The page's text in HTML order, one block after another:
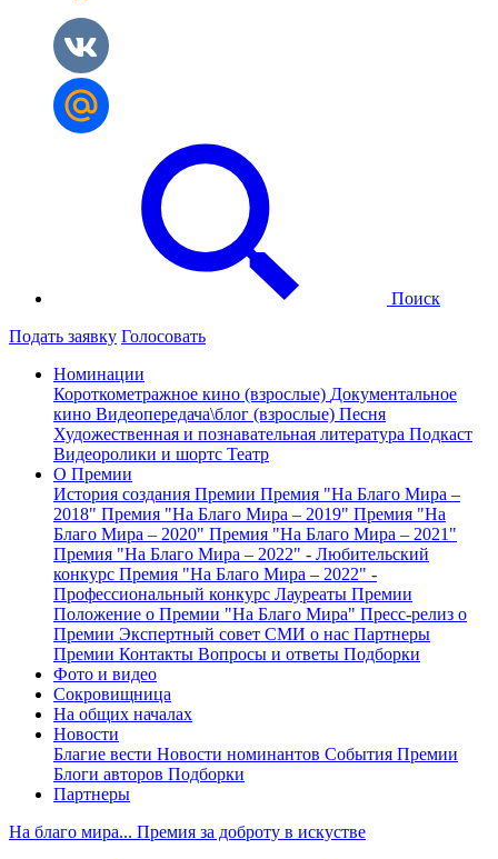
Поиск
Подать заявку Голосовать
Номинации
Короткометражное кино (взрослые) Документальное
кино Видеопередача\блог (взрослые) Песня
Художественная и познавательная литература Подкаст
Видеоролики и шортс Театр
О Премии
История создания Премии Премия "На Благо Мира –
2018" Премия "На Благо Мира – 2019" Премия "На
Благо Мира – 2020" Премия "На Благо Мира – 2021"
Премия "На Благо Мира – 2022" - Любительский
конкурс Премия "На Благо Мира – 2022" -
Профессиональный конкурс Лауреаты Премии
Положение о Премии "На Благо Мира" Пресс-релиз о
Премии Экспертный совет СМИ о нас Партнеры
Премии Контакты Вопросы и ответы Подборки
Фото и видео
Сокровищница
На общих началах
Новости
Благие вести Новости номинантов События Премии
Блоги авторов Подборки
Партнеры
На благо мира... Премия за доброту в искустве